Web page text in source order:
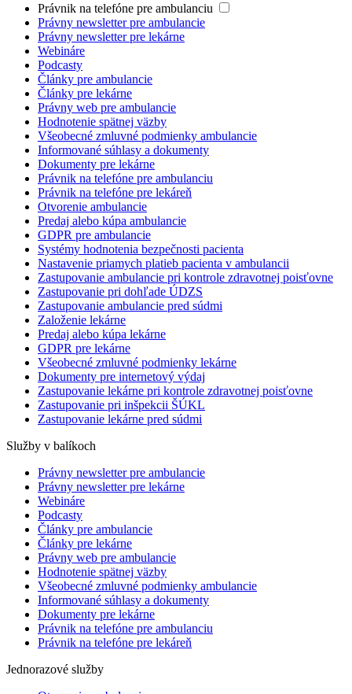
Právnik na telefóne pre ambulanciu
Právny newsletter pre ambulancie
Právny newsletter pre lekárne
Webináre
Podcasty
Články pre ambulancie
Články pre lekárne
Právny web pre ambulancie
Hodnotenie spätnej väzby
Všeobecné zmluvné podmienky ambulancie
Informované súhlasy a dokumenty
Dokumenty pre lekárne
Právnik na telefóne pre ambulanciu
Právnik na telefóne pre lekáreň
Otvorenie ambulancie
Predaj alebo kúpa ambulancie
GDPR pre ambulancie
Systémy hodnotenia bezpečnosti pacienta
Nastavenie priamych platieb pacienta v ambulancii
Zastupovanie ambulancie pri kontrole zdravotnej poisťovne
Zastupovanie pri dohľade ÚDZS
Zastupovanie ambulancie pred súdmi
Založenie lekárne
Predaj alebo kúpa lekárne
GDPR pre lekárne
Všeobecné zmluvné podmienky lekárne
Dokumenty pre internetový výdaj
Zastupovanie lekárne pri kontrole zdravotnej poisťovne
Zastupovanie pri inšpekcii ŠÚKL
Zastupovanie lekárne pred súdmi
Služby v balíkoch
Právny newsletter pre ambulancie
Právny newsletter pre lekárne
Webináre
Podcasty
Články pre ambulancie
Články pre lekárne
Právny web pre ambulancie
Hodnotenie spätnej väzby
Všeobecné zmluvné podmienky ambulancie
Informované súhlasy a dokumenty
Dokumenty pre lekárne
Právnik na telefóne pre ambulanciu
Právnik na telefóne pre lekáreň
Jednorazové služby